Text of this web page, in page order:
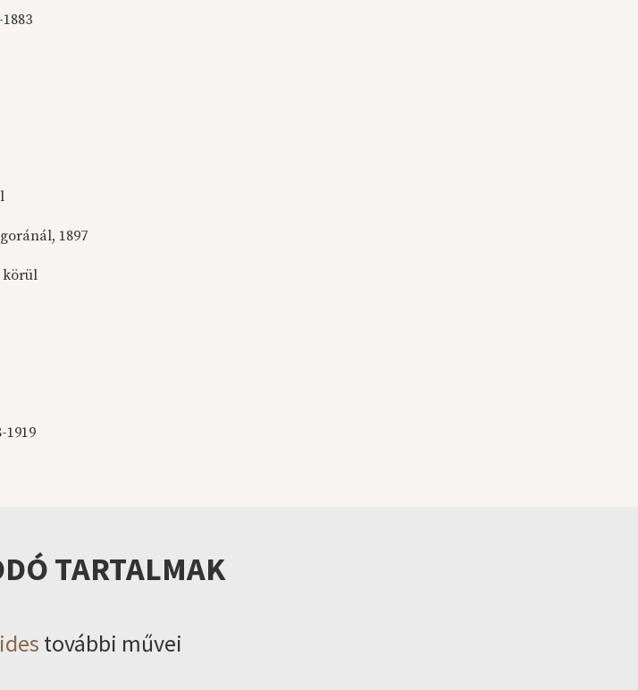
1897
körül
1919
TARTALMAK
további művei